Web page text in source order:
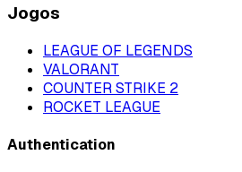
Jogos
LEAGUE OF LEGENDS
VALORANT
COUNTER STRIKE 2
ROCKET LEAGUE
Authentication